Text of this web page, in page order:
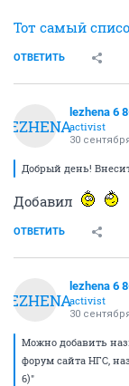
Тот самый
ОТВЕТИТЬ
LEZHENA
lezhena 6
activist
30
Добрый день!
Добавил
ОТВЕТИТЬ
LEZHENA
lezhena 6
activist
30
Можно добавить
форум сайта НГС,
6)"